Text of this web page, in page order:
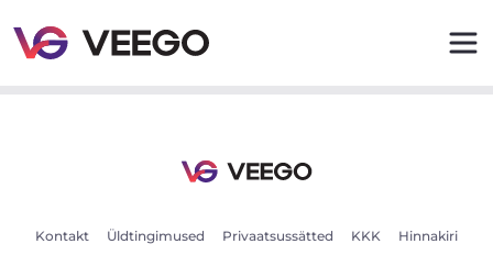
Kontakt Üldtingimused Privaatsussätted KKK Hinnakiri